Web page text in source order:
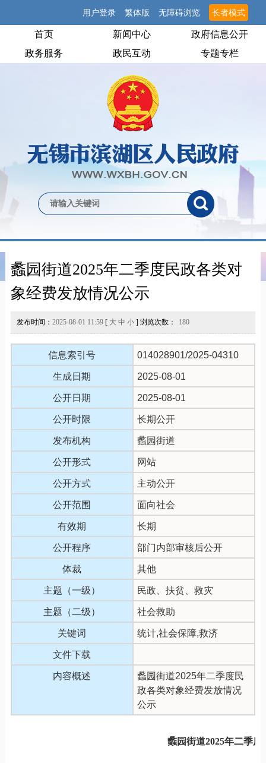
用户登录 繁体版 无障碍浏览 长者模式
首页 新闻中心
政府信息公开
政务服务
政民互动 专题专栏
蠡园街道2025年二季度民政各类对
象经费发放情况公示
发布时间： 2025-08-01 11:59[ 大 中 小] 浏览次数： 180
信息索引号 014028901/2025-04310
生成日期 2025-08-01
公开日期 2025-08-01
公开时限 长期公开
发布机构 蠡园街道
公开形式 网站
公开方式 主动公开
公开范围 面向社会
有效期 长期
公开程序 部门内部审核后公开
体裁 其他
主题（一级） 民政、扶贫、救灾
主题（二级） 社会救助
关键词 统计,社会保障,救济
文件下载
内容概述
蠡园街道2025年二季度民
政各类对象经费发放情况
公示
蠡园街道2025年二季度